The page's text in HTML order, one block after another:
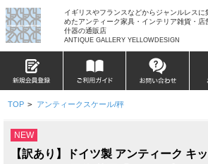
イギリスやフランスなどからジャンルレスに
めたアンティーク家具・インテリア雑貨・店
什器の通販店
ANTIQUE GALLERY YELLOWDESIGN
TOP > アンティークスケール/秤
NEW
【訳あり】ドイツ製 アンティーク キ